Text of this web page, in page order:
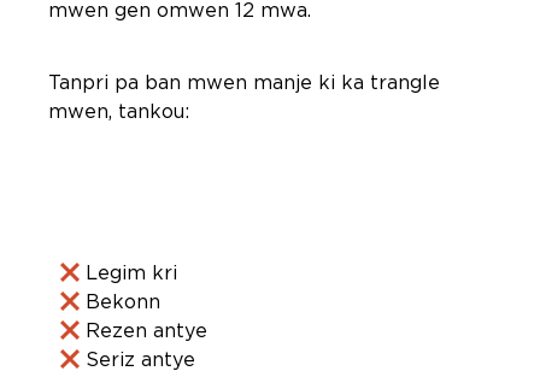
mwen gen omwen 12 mwa.
Tanpri pa ban mwen manje ki ka trangle
mwen, tankou:
Legim kri
Bekonn
Rezen antye
Seriz antye